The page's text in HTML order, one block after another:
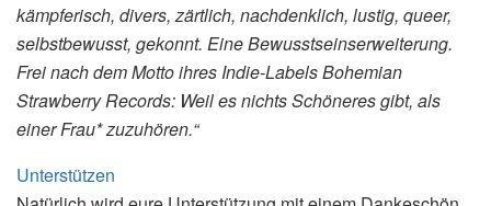
kämpferisch, divers, zärtlich, nachdenklich, lustig, queer,
selbstbewusst, gekonnt. Eine Bewusstseinserweiterung.
Frei nach dem Motto ihres Indie-Labels Bohemian
Strawberry Records: Weil es nichts Schöneres gibt, als
einer Frau* zuzuhören.“
Unterstützen